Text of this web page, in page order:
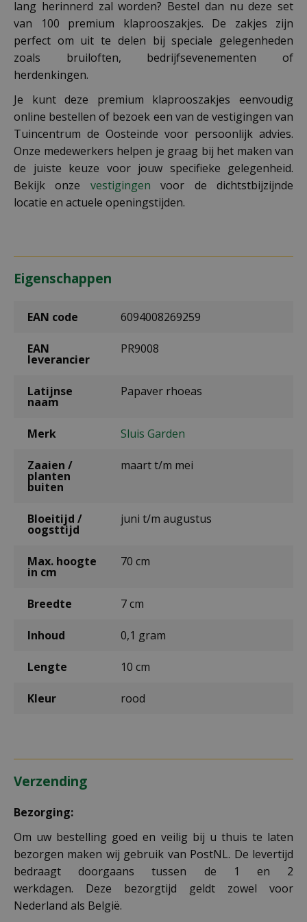
lang herinnerd zal worden? Bestel dan nu deze set
van 100 premium klaprooszakjes. De zakjes zijn
perfect om uit te delen bij speciale gelegenheden
zoals bruiloften, bedrijfsevenementen of
herdenkingen.
Je kunt deze premium klaprooszakjes eenvoudig
online bestellen of bezoek een van de vestigingen van
Tuincentrum de Oosteinde voor persoonlijk advies.
Onze medewerkers helpen je graag bij het maken van
de juiste keuze voor jouw specifieke gelegenheid.
Bekijk onze vestigingen voor de dichtstbijzijnde
locatie en actuele openingstijden.
Eigenschappen
EAN code 6094008269259
EAN
leverancier
PR9008
Latijnse
naam
Papaver rhoeas
Merk Sluis Garden
Zaaien /
planten
buiten
maart t/m mei
Bloeitijd /
oogsttijd
juni t/m augustus
Max. hoogte
in cm
70 cm
Breedte 7 cm
Inhoud 0,1 gram
Lengte 10 cm
Kleur rood
Verzending
Bezorging:
Om uw bestelling goed en veilig bij u thuis te laten
bezorgen maken wij gebruik van PostNL. De levertijd
bedraagt doorgaans tussen de 1 en 2
werkdagen. Deze bezorgtijd geldt zowel voor
Nederland als België.